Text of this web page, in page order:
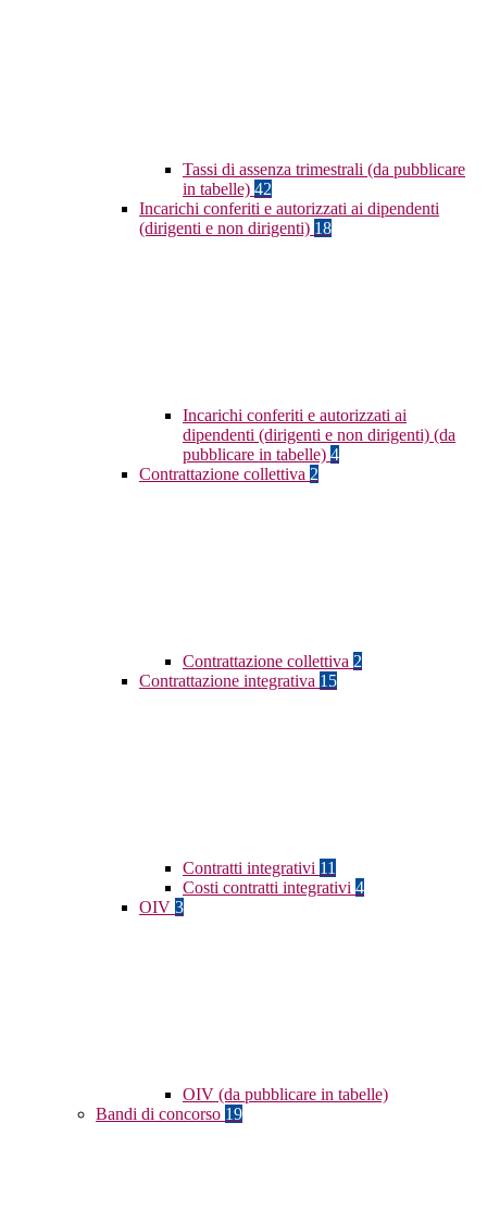
Tassi di assenza trimestrali (da pubblicare
in tabelle) 42
Incarichi conferiti e autorizzati ai dipendenti
(dirigenti e non dirigenti) 18
Incarichi conferiti e autorizzati ai
dipendenti (dirigenti e non dirigenti) (da
pubblicare in tabelle) 4
Contrattazione collettiva 2
Contrattazione collettiva 2
Contrattazione integrativa 15
Contratti integrativi 11
Costi contratti integrativi 4
OIV 3
OIV (da pubblicare in tabelle)
Bandi di concorso 19